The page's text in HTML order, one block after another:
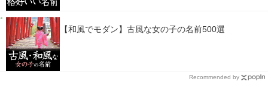
【和風でモダン】古風な女の子の名前500選
Recommended by